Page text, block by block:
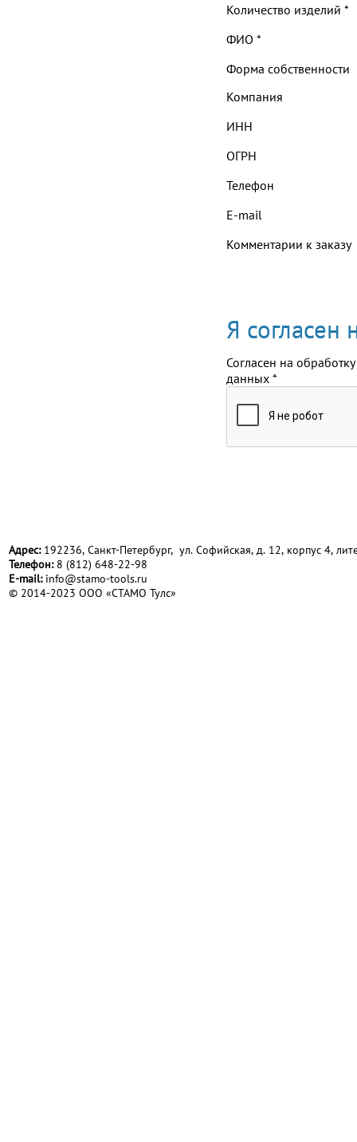
Количество изделий *
ФИО *
Форма собственности
Компания
ИНН
ОГРН
Телефон
E-mail
Комментарии к заказу
Я согласен
Согласен на обработку
данных *
Адрес:192236, Санкт-Петербург, ул. Софийская, д. 12, корпус 4,
Телефон:8 (812) 648-22-98
Е-mail: info@stamo-tools.ru
© 2014-2023 ООО «СТАМО Тулс»